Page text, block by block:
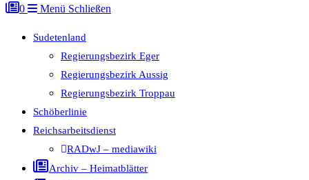
0 Menü Schließen
Sudetenland
Regierungsbezirk Eger
Regierungsbezirk Aussig
Regierungsbezirk Troppau
Schöberlinie
Reichsarbeitsdienst
RADwJ – mediawiki
Archiv – Heimatblätter